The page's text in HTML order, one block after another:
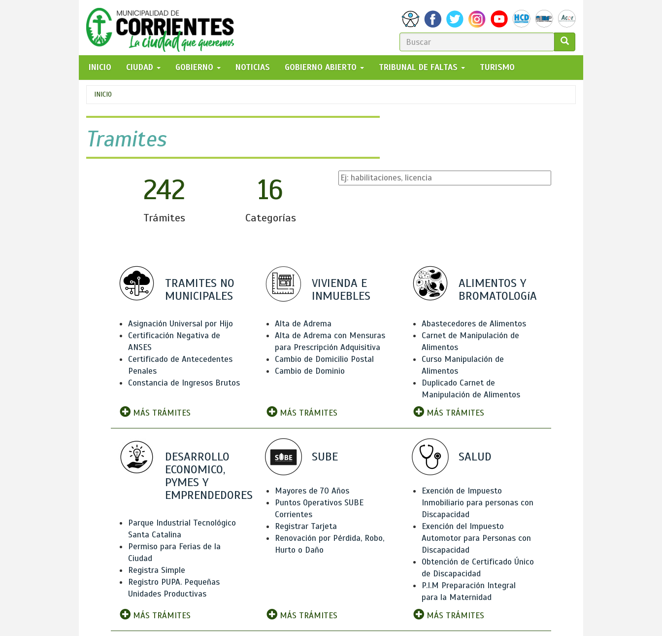
FORMULARIO
DE
BÚSQUEDA
GO!
INICIO
CIUDAD GOBIERNO NOTICIAS GOBIERNO ABIERTO TRIBUNAL DE FALTAS TURISMO
Se
encuentra
usted
aquí
INICIO
Tramites
242
Trámites
16
Categorías
TRAMITES NO
MUNICIPALES
Asignación Universal por Hijo
Certificación Negativa de
ANSES
Certificado de Antecedentes
Penales
Constancia de Ingresos Brutos
MÁS TRÁMITES
VIVIENDA E
INMUEBLES
Alta de Adrema
Alta de Adrema con Mensuras
para Prescripción Adquisitiva
Cambio de Domicilio Postal
Cambio de Dominio
MÁS TRÁMITES
ALIMENTOS Y
BROMATOLOGíA
Abastecedores de Alimentos
Carnet de Manipulación de
Alimentos
Curso Manipulación de
Alimentos
Duplicado Carnet de
Manipulación de Alimentos
MÁS TRÁMITES
DESARROLLO
ECONOMICO,
PYMES Y
EMPRENDEDORES
Parque Industrial Tecnológico
Santa Catalina
Permiso para Ferias de la
Ciudad
Registra Simple
Registro PUPA. Pequeñas
Unidades Productivas
MÁS TRÁMITES
SUBE
Mayores de 70 Años
Puntos Operativos SUBE
Corrientes
Registrar Tarjeta
Renovación por Pérdida, Robo,
Hurto o Daño
MÁS TRÁMITES
SALUD
Exención de Impuesto
Inmobiliario para personas con
Discapacidad
Exención del Impuesto
Automotor para Personas con
Discapacidad
Obtención de Certificado Único
de Discapacidad
P.I.M Preparación Integral
para la Maternidad
MÁS TRÁMITES